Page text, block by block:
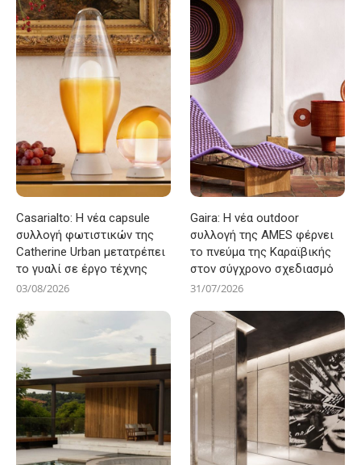
Casarialto: Η νέα capsule
συλλογή φωτιστικών της
Catherine Urban μετατρέπει
το γυαλί σε έργο τέχνης
03/08/2026
Gaira: Η νέα outdoor
συλλογή της AMES φέρνει
το πνεύμα της Καραϊβικής
στον σύγχρονο σχεδιασμό
31/07/2026